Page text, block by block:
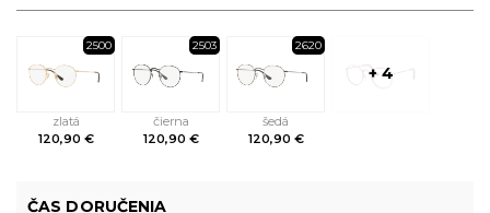
2500
zlatá
120,90 €
2503
čierna
120,90 €
2620
šedá
120,90 €
+ 4
ČAS DORUČENIA